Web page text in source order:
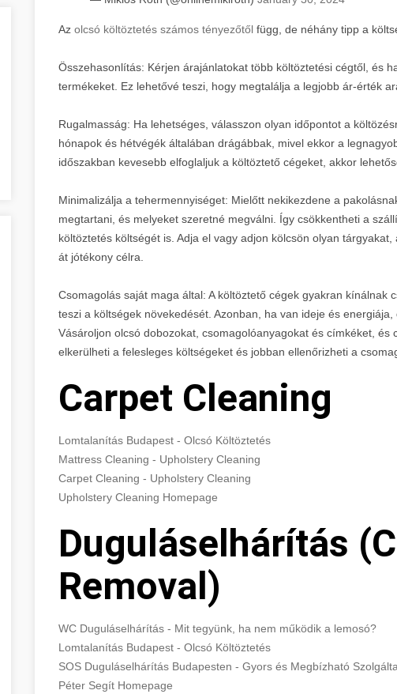
Az olcsó költöztetés számos tényezőtől függ, de néhány tipp a
Összehasonlítás: Kérjen árajánlatokat több költöztetési cégtől, és
termékeket. Ez lehetővé teszi, hogy megtalálja a legjobb ár-érték
Rugalmasság: Ha lehetséges, válasszon olyan időpontot a
hónapok és hétvégék általában drágábbak, mivel ekkor a
időszakban kevesebb elfoglaljuk a költöztető cégeket, akkor
Minimalizálja a tehermennyiséget: Mielőtt nekikezdene a
megtartani, és melyeket szeretné megválni. Így csökkentheti a
költöztetés költségét is. Adja el vagy adjon kölcsön olyan
át jótékony célra.
Csomagolás saját maga által: A költöztető cégek gyakran kínálnak
teszi a költségek növekedését. Azonban, ha van ideje és
Vásároljon olcsó dobozokat, csomagolóanyagokat és címkéket, és
elkerülheti a felesleges költségeket és jobban ellenőrizheti a
Carpet Cleaning
Lomtalanítás Budapest - Olcsó Költöztetés
Mattress Cleaning - Upholstery Cleaning
Carpet Cleaning - Upholstery Cleaning
Upholstery Cleaning Homepage
Duguláselhárítás
Removal)
WC Duguláselhárítás - Mit tegyünk, ha nem működik a lemosó?
Lomtalanítás Budapest - Olcsó Költöztetés
SOS Duguláselhárítás Budapesten - Gyors és Megbízható
Péter Segít Homepage